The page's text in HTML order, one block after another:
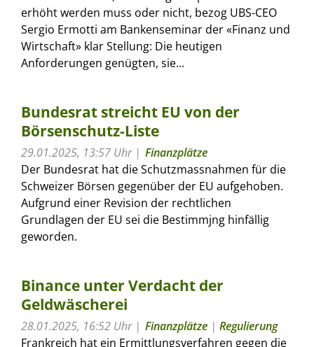
erhöht werden muss oder nicht, bezog UBS-CEO
Sergio Ermotti am Bankenseminar der «Finanz und
Wirtschaft» klar Stellung: Die heutigen
Anforderungen genügten, sie...
Bundesrat streicht EU von der
Börsenschutz-Liste
29.01.2025, 13:57 Uhr
Finanzplätze
Der Bundesrat hat die Schutzmassnahmen für die
Schweizer Börsen gegenüber der EU aufgehoben.
Aufgrund einer Revision der rechtlichen
Grundlagen der EU sei die Bestimmjng hinfällig
geworden.
Binance unter Verdacht der
Geldwäscherei
28.01.2025, 16:52 Uhr Finanzplätze | Regulierung
Frankreich hat ein Ermittlungsverfahren gegen die